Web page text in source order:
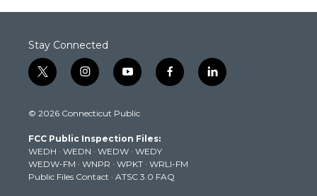
Stay Connected
t
w
t
e
r
i
n
t
g
r
a
m
y
o
t
b
e
f
a
k
l
i
© 2026 Connecticut Public
FCC Public Inspection Files:
WEDH · WEDN · WEDW · WEDY
WEDW-FM · WNPR · WPKT · WRLI-FM
Public Files Contact · ATSC 3.0 FAQ